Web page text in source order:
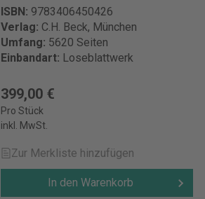
Produktsicherheit Verantwortliche Person
für die EU: Verlag C.H.Beck GmbH Co. &
KG Wilhelmstr. 9 80801 München
Deutschland kundenservice@beck.de
Fortsetzungsbezug
ISBN: 9783406450426
Verlag: C.H. Beck, München
Umfang: 5620 Seiten
Einbandart: Loseblattwerk
399,00 €
Pro Stück
inkl. MwSt.
Zur Merkliste hinzufügen
In den Warenkorb